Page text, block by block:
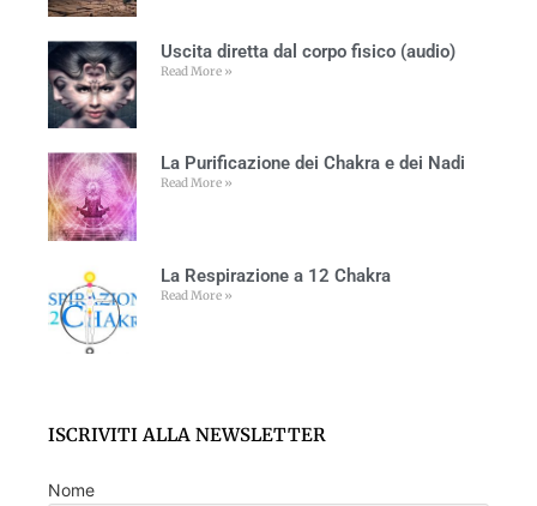
Uscita diretta dal corpo fisico (audio)
Read More »
La Purificazione dei Chakra e dei Nadi
Read More »
La Respirazione a 12 Chakra
Read More »
ISCRIVITI ALLA NEWSLETTER
Nome